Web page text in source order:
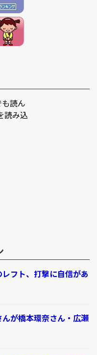
も読ん
読み込
レフト、打撃に自信があ
んが橋本環奈さん・広瀬